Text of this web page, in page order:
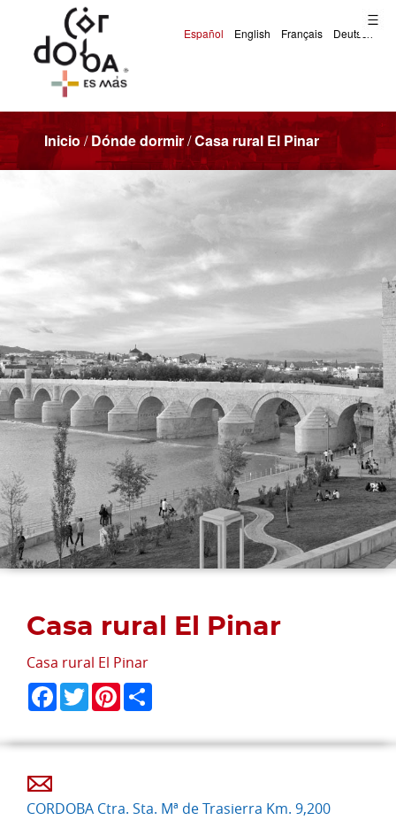
Inicio/Dónde dormir/Casa rural El Pinar
Casa rural El Pinar
Casa rural El Pinar
Facebook
TwitterPinterest
CORDOBA Ctra. Sta. Mª de Trasierra Km. 9,200